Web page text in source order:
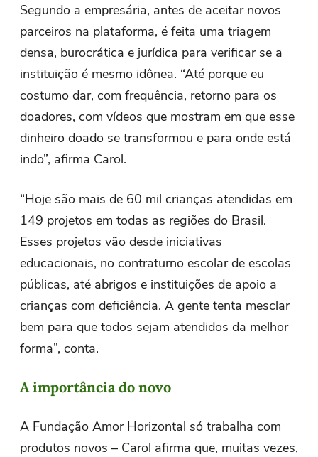
Segundo a empresária, antes de aceitar novos
parceiros na plataforma, é feita uma triagem
densa, burocrática e jurídica para verificar se a
instituição é mesmo idônea. “Até porque eu
costumo dar, com frequência, retorno para os
doadores, com vídeos que mostram em que esse
dinheiro doado se transformou e para onde está
indo”, afirma Carol.
“Hoje são mais de 60 mil crianças atendidas em
149 projetos em todas as regiões do Brasil.
Esses projetos vão desde iniciativas
educacionais, no contraturno escolar de escolas
públicas, até abrigos e instituições de apoio a
crianças com deficiência. A gente tenta mesclar
bem para que todos sejam atendidos da melhor
forma”, conta.
A importância do novo
A Fundação Amor Horizontal só trabalha com
produtos novos – Carol afirma que, muitas vezes,